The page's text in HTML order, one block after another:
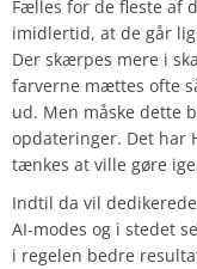
Fælles for de fleste af
imidlertid, at de går
Der skærpes mere i
farverne mættes ofte
ud. Men måske dette
opdateringer. Det har
tænkes at ville gøre
Indtil da vil
AI-modes og i stedet
i regelen bedre